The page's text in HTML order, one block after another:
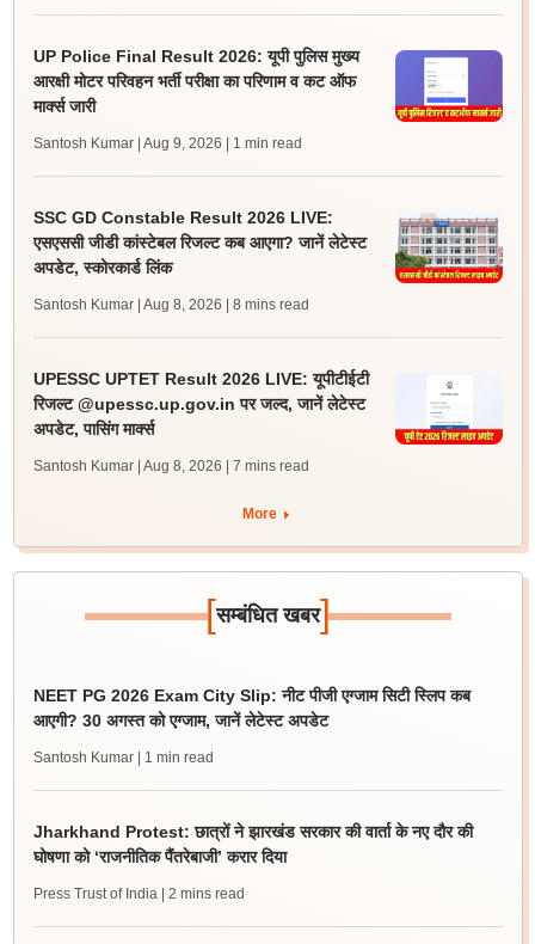
UP Police Final Result 2026: यूपी पुलिस मुख्य
आरक्षी मोटर परिवहन भर्ती परीक्षा का परिणाम व कट ऑफ
मार्क्स जारी
Santosh Kumar | Aug 9, 2026 | 1 min read
SSC GD Constable Result 2026 LIVE:
एसएससी जीडी कांस्टेबल रिजल्ट कब आएगा? जानें लेटेस्ट
अपडेट, स्कोरकार्ड लिंक
Santosh Kumar | Aug 8, 2026 | 8 mins read
UPESSC UPTET Result 2026 LIVE: यूपीटीईटी
रिजल्ट @upessc.up.gov.in पर जल्द, जानें लेटेस्ट
अपडेट, पासिंग मार्क्स
Santosh Kumar | Aug 8, 2026 | 7 mins read
More
[सम्बंधित खबर]
NEET PG 2026 Exam City Slip: नीट पीजी एग्जाम सिटी स्लिप कब
आएगी? 30 अगस्त को एग्जाम, जानें लेटेस्ट अपडेट
Santosh Kumar | 1 min read
Jharkhand Protest: छात्रों ने झारखंड सरकार की वार्ता के नए दौर की
घोषणा को ‘राजनीतिक पैंतरेबाजी’ करार दिया
Press Trust of India | 2 mins read